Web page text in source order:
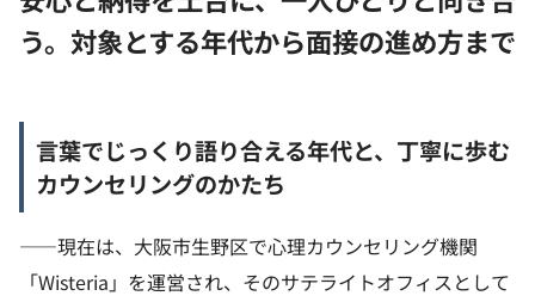
う。対象とする年代から面接の進め方まで
言葉でじっくり語り合える年代と、丁寧に歩む
カウンセリングのかたち
——現在は、大阪市生野区で心理カウンセリング機関
「Wisteria」を運営され、そのサテライトオフィスとして